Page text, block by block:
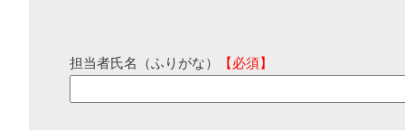
担当者氏名（ふりがな） 【必須】